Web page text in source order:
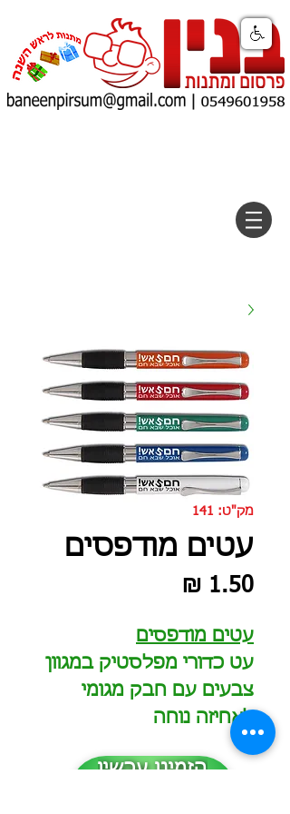
מק"ט: 141
עטים מודפסים
עטים מודפסים
עט כדורי מפלסטיק במגוון
צבעים עם חבק מגומי
לאחיזה נוחה
הזמינו עכשיו